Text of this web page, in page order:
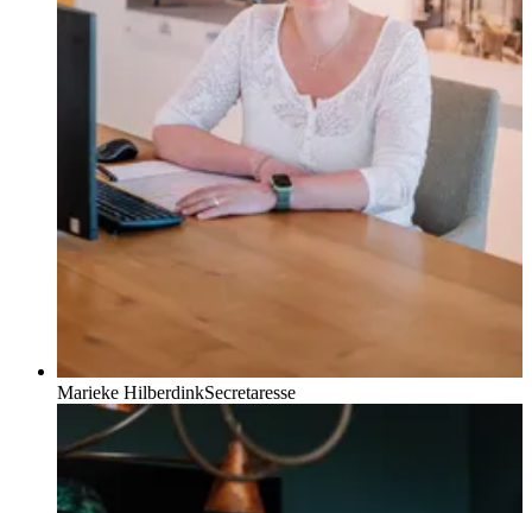
Marieke HilberdinkSecretaresse